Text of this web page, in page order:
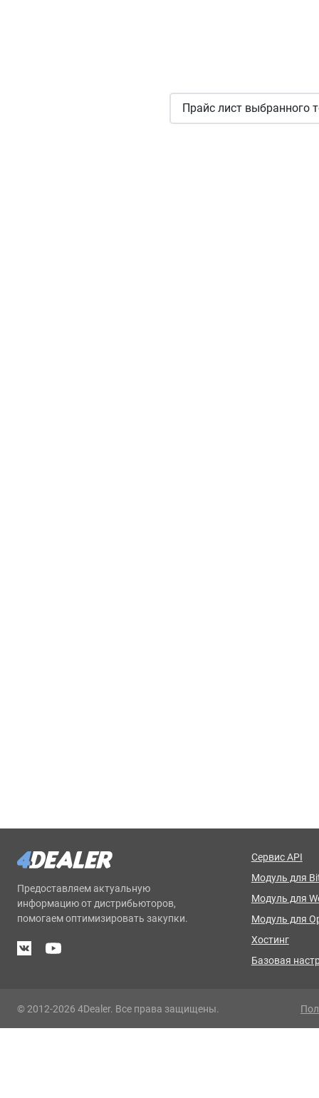
Прайс лист выбранного
Предоставляем актуальную
информацию от дистрибьюторов,
помогаем оптимизировать закупки.
Сервис API
Модуль для
Модуль для
Модуль для
Хостинг
Базовая
© 2012-2026 4Dealer. Все права защищены.